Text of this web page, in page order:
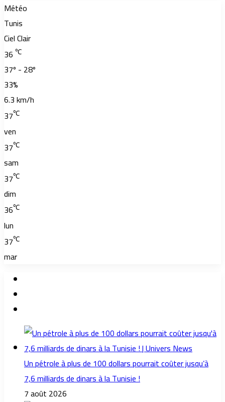
Météo
Tunis
Ciel Clair
36 ℃
37º - 28º
33%
6.3 km/h
37℃
ven
37℃
sam
37℃
dim
36℃
lun
37℃
mar
Un pétrole à plus de 100 dollars pourrait coûter jusqu’à
7,6 milliards de dinars à la Tunisie !
7 août 2026